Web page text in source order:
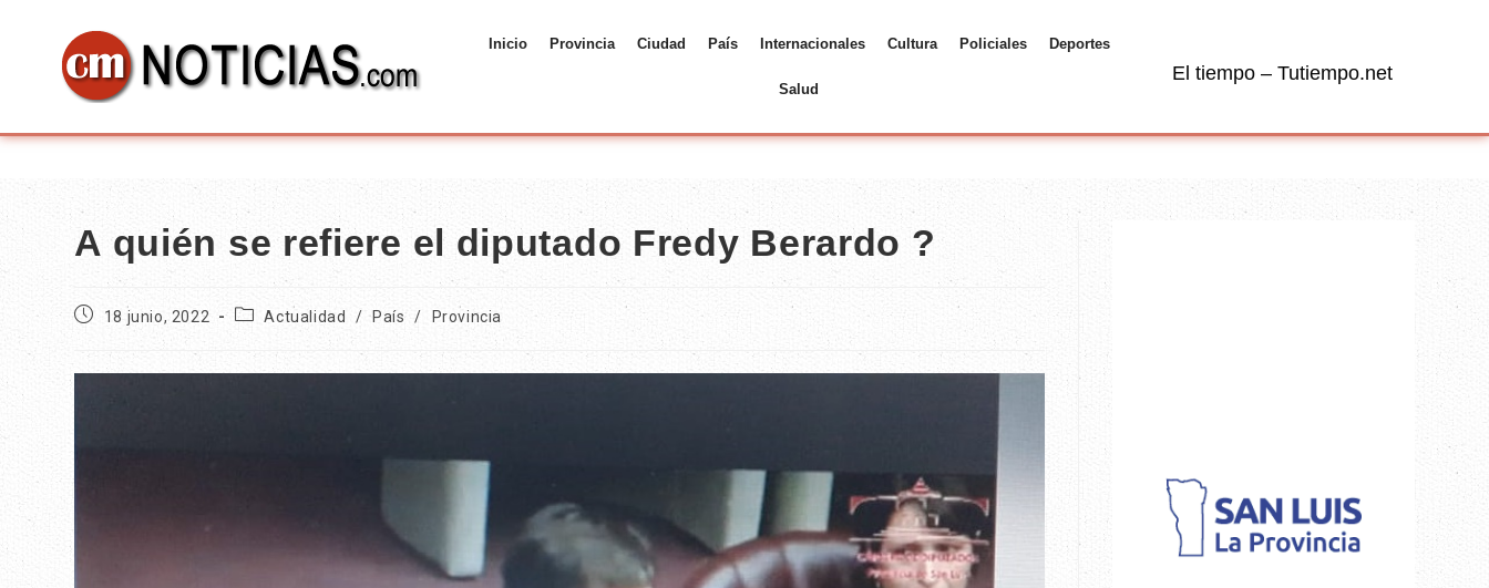
Inicio Provincia Ciudad País Internacionales Cultura Policiales Deportes
Salud
El tiempo – Tutiempo.net
A quién se refiere el diputado Fredy Berardo ?
18 junio, 2022 Actualidad / País / Provincia